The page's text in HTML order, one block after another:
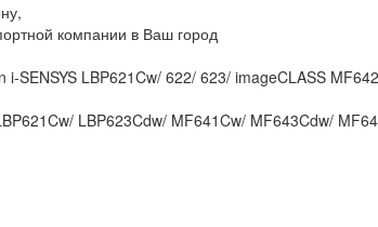
компании в Ваш город
SENSYS LBP621Cw/ 622/ 623/ imageCLASS
LBP623Cdw/ MF641Cw/ MF643Cdw/